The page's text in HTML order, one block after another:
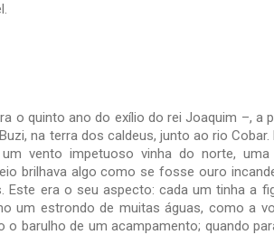
o quinto ano do exílio do rei Joaquim –, a
na terra dos caldeus, junto ao rio
vento impetuoso vinha do norte, uma
brilhava algo como se fosse ouro
Este era o seu aspecto: cada um tinha a
um estrondo de muitas águas, como a
barulho de um acampamento; quando